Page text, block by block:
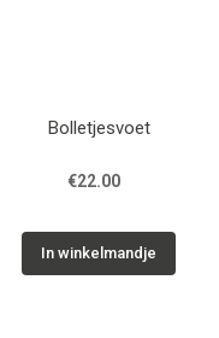
Bolletjesvoet
€22.00
In winkelmandje